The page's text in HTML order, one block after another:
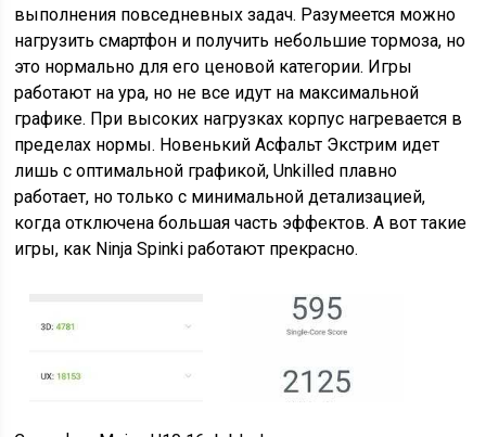
выполнения повседневных задач. Разумеется можно
нагрузить смартфон и получить небольшие тормоза, но
это нормально для его ценовой категории. Игры
работают на ура, но не все идут на максимальной
графике. При высоких нагрузках корпус нагревается в
пределах нормы. Новенький Асфальт Экстрим идет
лишь с оптимальной графикой, Unkilled плавно
работает, но только с минимальной детализацией,
когда отключена большая часть эффектов. А вот такие
игры, как Ninja Spinki работают прекрасно.